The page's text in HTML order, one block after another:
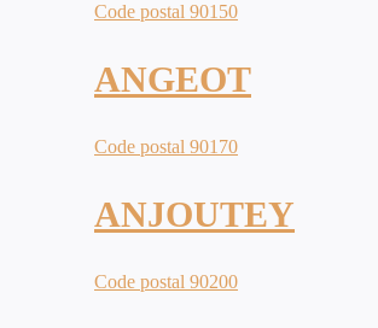
Code postal 90150
ANGEOT
Code postal 90170
ANJOUTEY
Code postal 90200